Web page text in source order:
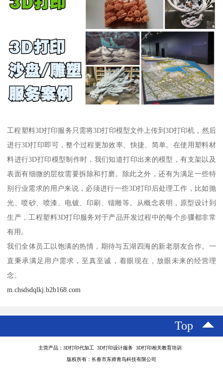
工程塑料3D打印服务只需将3D打印模型文件上传到3D打印机，然后
进行3D打印即可，整个过程更加效率、快捷、简单。在使用塑料材
料进行3D打印模型制作时，我们知道打印出来的模型，有支架以及
表面有细微的层纹需要拆除和打磨。除此之外，还有为满足一些特
别行业需求的用户来说，必须进行一些3D打印后处理工作，比如抛
光、喷砂、喷漆、电镀、印刷、镭雕等。从概念表明，原型设计到
生产，工程塑料3D打印服务对于产品开发过程中的每个步骤都非常
有用。
我们全体员工以饱满的热情，期待与五湖四海的新老朋友合作。一
直秉承满足用户需求，至真至诚，着眼现在，放眼未来的经营理
念。
m.chsdsdqlkj.b2b168.com
Top
主营产品：3D打印代加工 3D打印设计服务 3D打印相关教育培训
版权所有：长春市东师青鸟科技有限公司